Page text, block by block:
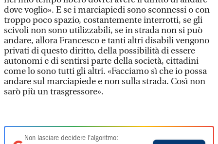
dove voglio». E se i marciapiedi sono sconnessi o con
troppo poco spazio, costantemente interrotti, se gli
scivoli non sono utilizzabili, se in strada non si può
andare, allora Francesco e tanti altri disabili vengono
privati di questo diritto, della possibilità di essere
autonomi e di sentirsi parte della società, cittadini
come lo sono tutti gli altri. «Facciamo sì che io possa
andare sul marciapiede e non sulla strada. Così non
sarò più un trasgressore».
Non lasciare decidere l'algoritmo: